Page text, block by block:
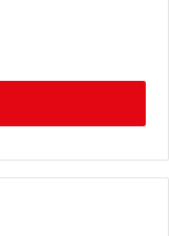
de
Op
men het